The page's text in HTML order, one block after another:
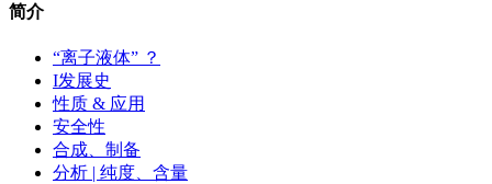
简介
“离子液体” ？
I发展史
性质 & 应用
安全性
合成、制备
分析 | 纯度、含量